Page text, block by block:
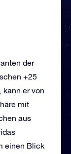
der
+25
kann er von
mit
aus
einen Blick